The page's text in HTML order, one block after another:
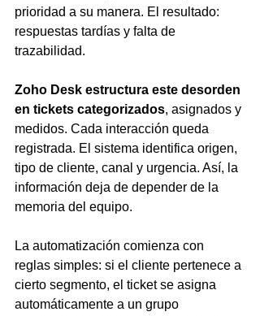
prioridad a su manera. El resultado:
respuestas tardías y falta de
trazabilidad.
Zoho Desk estructura este desorden
en tickets categorizados, asignados y
medidos. Cada interacción queda
registrada. El sistema identifica origen,
tipo de cliente, canal y urgencia. Así, la
información deja de depender de la
memoria del equipo.
La automatización comienza con
reglas simples: si el cliente pertenece a
cierto segmento, el ticket se asigna
automáticamente a un grupo